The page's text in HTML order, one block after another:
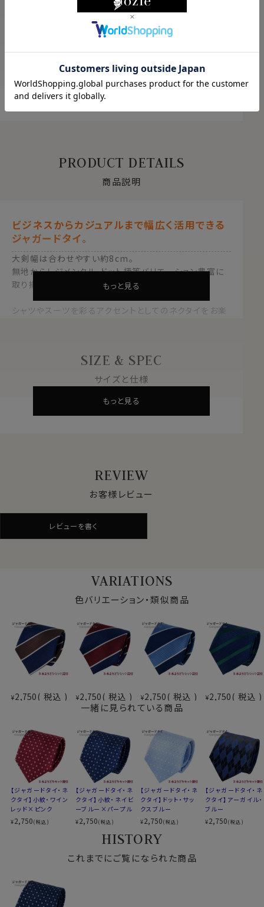
ABOUT PRODUCT
商品について
もっと見る
PRODUCT DETAILS
商品説明
ビジネスからカジュアルまで幅広く活用できる
ジャガードタイ。
大剣幅は合わせやすい約8cm。
無地からレジメンタル、ドット柄等バリエーション豊富に
取り揃えております。
シャツやスーツを彩るアクセントとしてのネクタイをお楽
気分に合わせてネクタイを変えてシャツライフをお楽しみ
ください。
シルク100％
小紋
約145cm
※スポット商品につき再入荷はございません
※商品により長さに多少の差があります
※1本2750円(税込)+送料
※3本よりどりはお好きな組合せのジャガードタイをお
※商品により柄の出方に差があります
jtie50123
もっと見る
SIZE & SPEC
サイズと仕様
もっと見る
REVIEW
お客様レビュー
レビューを書く
VARIATIONS
色バリエーション・類似商品
¥2,750 税込 ¥2,750 税込 ¥2,750 税込 ¥2,750 税込
一緒に見られている商品
【ジャガードタイ・ネ
クタイ】小紋・ワイン
レッド×ピンク
¥2,750(税込)
【ジャガードタイ・ネ
クタイ】小紋・ネイビ
ーブルー×パープル
¥2,750(税込)
【ジャガードタイ・ネ
クタイ】ドット・サッ
クスブルー
¥2,750(税込)
【ジャガードタイ・ネ
クタイ】アーガイル・
ブルー
¥2,750(税込)
HISTORY
これまでにご覧になられた商品